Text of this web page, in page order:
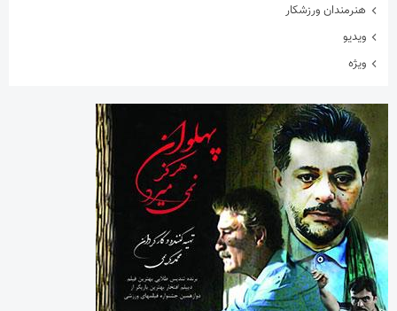
هنرمندان ورزشکار
ویدیو
ویژه